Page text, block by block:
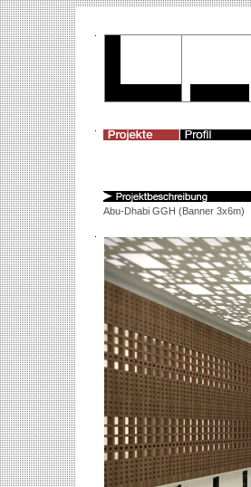
Abu-Dhabi GGH (Banner 3x6m)